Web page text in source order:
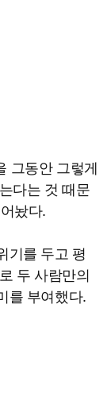
그동안 그렇게
다는 것 때문
놨다.
기를 두고 평
두 사람만의
를 부여했다.